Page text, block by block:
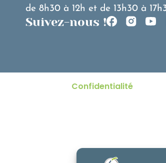
de 8h30 à 12h et de 13h30 à
Suivez-nous !
Confidentialité